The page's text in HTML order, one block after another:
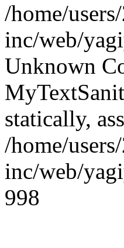
/home/
inc/web/
Unknown
statically,
/home/
inc/web/
998